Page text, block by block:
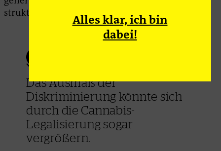
strukturell diskriminierte Menschen.
Das Ausmaß der
Diskriminierung könnte sich
durch die Cannabis-
Legalisierung sogar
vergrößern.
Alles klar, ich bin
dabei!